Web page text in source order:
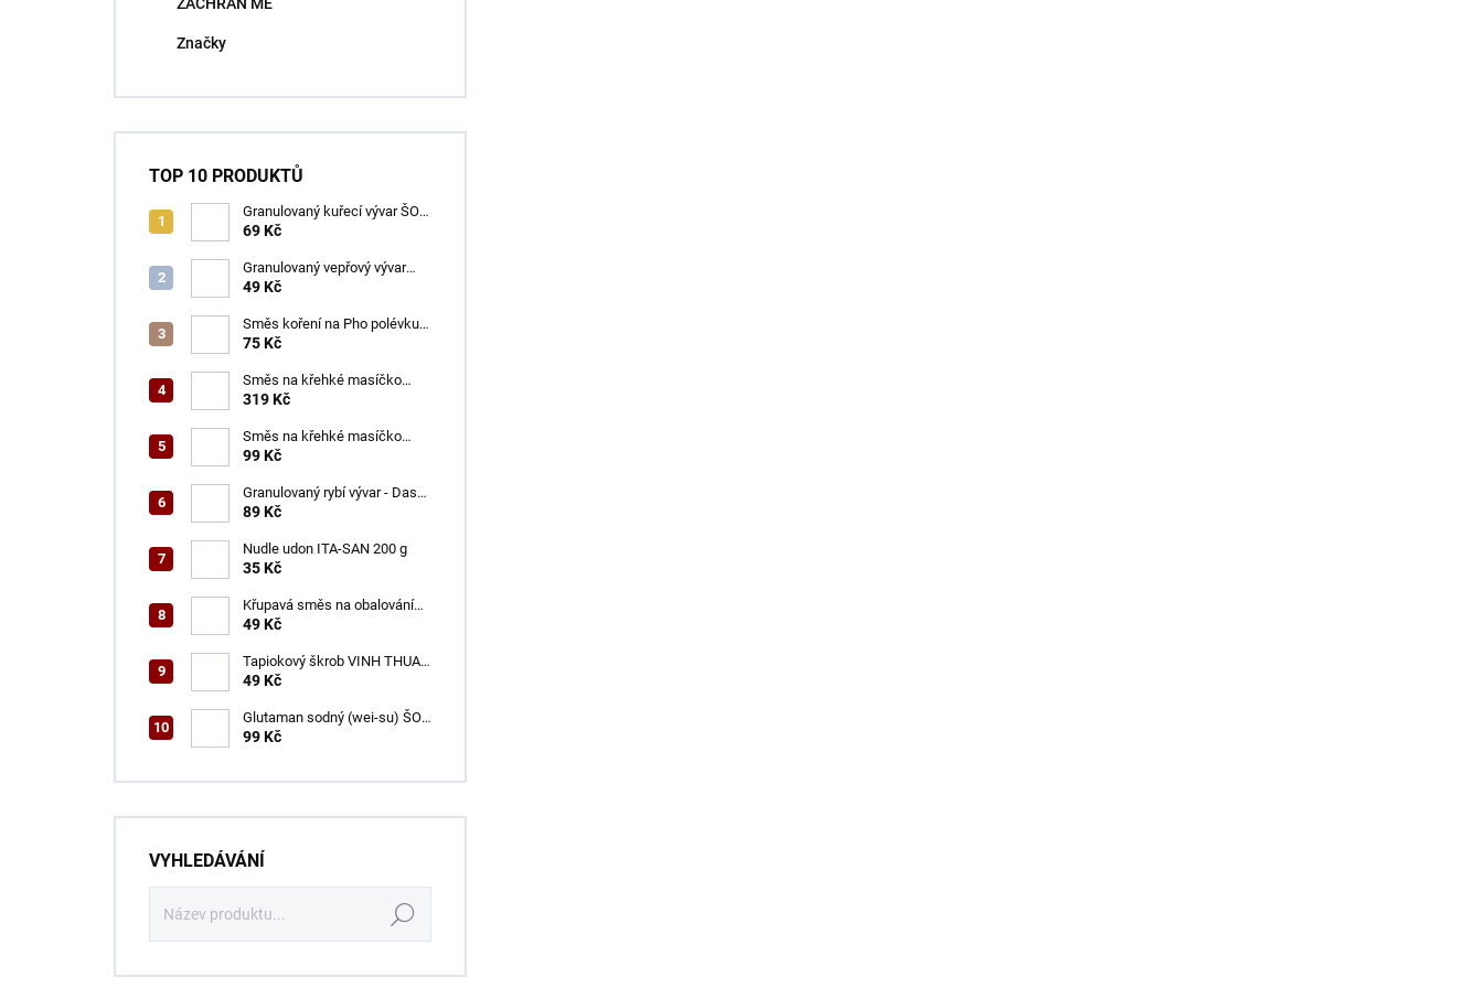
e
l
Značky
TOP 10 PRODUKTŮ
Granulovaný kuřecí vývar ŠON
100 g
69 Kč
Granulovaný vepřový vývar
ŠON 100 g
49 Kč
Směs koření na Pho polévku
ŠON 65 g
75 Kč
Směs na křehké masíčko
ŠON 400 g
319 Kč
Směs na křehké masíčko
ŠON 125 g
99 Kč
Granulovaný rybí vývar - Dashi
ŠON 100 g
89 Kč
Nudle udon ITA-SAN 200 g
35 Kč
Křupavá směs na obalování
VINH THUAN 150 g
49 Kč
Tapiokový škrob VINH THUAN
400 g
49 Kč
Glutaman sodný (wei-su) ŠON
500 g
99 Kč
VYHLEDÁVÁNÍ
Hledat